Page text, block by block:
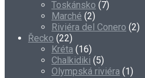
Toskánsko (7)
Marché (2)
Riviéra del Conero (2)
Řecko (22)
Kréta (16)
Chalkidiki (5)
Olympská riviéra (1)